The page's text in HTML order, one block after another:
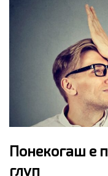
Понекогаш е
глуп